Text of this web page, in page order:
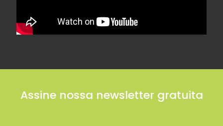
Assine nossa newsletter gratuita